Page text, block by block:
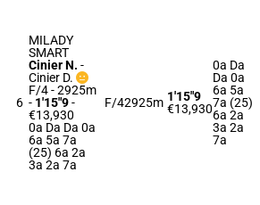
6
MILADY
SMART
Cinier N. -
Cinier D.
F/4 - 2925m
- 1'15"9-
€13,930
0a Da Da 0a
6a 5a 7a
(25) 6a 2a
3a 2a 7a
F/42925m 1'15"9
€13,930
0a Da
Da 0a
6a 5a
7a (25)
6a 2a
3a 2a
7a